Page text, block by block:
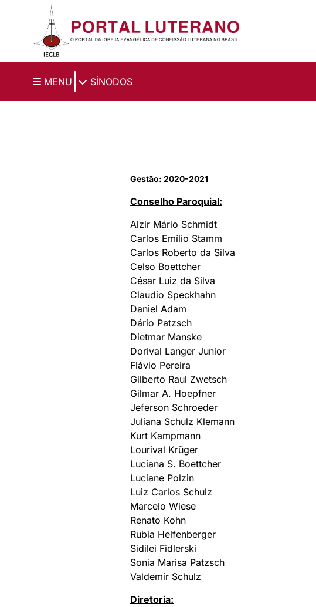
Ir para o conteúdo principal
MENU SÍNODOS
Gestão: 2020-2021
Conselho Paroquial:
Alzir Mário Schmidt
Carlos Emílio Stamm
Carlos Roberto da Silva
Celso Boettcher
César Luiz da Silva
Claudio Speckhahn
Daniel Adam
Dário Patzsch
Dietmar Manske
Dorival Langer Junior
Flávio Pereira
Gilberto Raul Zwetsch
Gilmar A. Hoepfner
Jeferson Schroeder
Juliana Schulz Klemann
Kurt Kampmann
Lourival Krüger
Luciana S. Boettcher
Luciane Polzin
Luiz Carlos Schulz
Marcelo Wiese
Renato Kohn
Rubia Helfenberger
Sidilei Fidlerski
Sonia Marisa Patzsch
Valdemir Schulz
Diretoria: